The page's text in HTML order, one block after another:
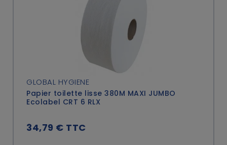
GLOBAL HYGIENE
Papier toilette lisse 380M MAXI JUMBO
Ecolabel CRT 6 RLX
34,79 € TTC